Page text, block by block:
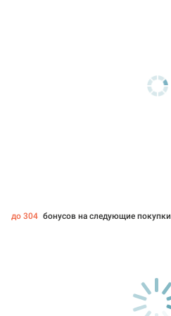
до 304 бонусов на следующие покупки